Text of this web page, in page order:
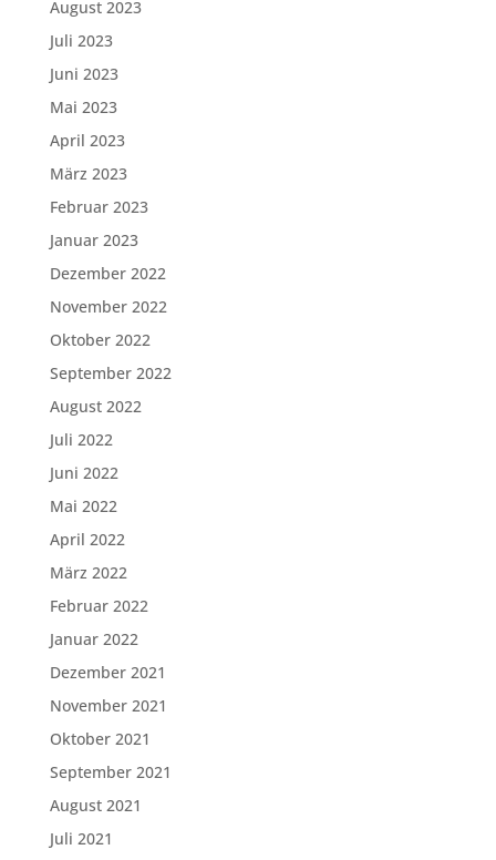
August 2023
Juli 2023
Juni 2023
Mai 2023
April 2023
März 2023
Februar 2023
Januar 2023
Dezember 2022
November 2022
Oktober 2022
September 2022
August 2022
Juli 2022
Juni 2022
Mai 2022
April 2022
März 2022
Februar 2022
Januar 2022
Dezember 2021
November 2021
Oktober 2021
September 2021
August 2021
Juli 2021